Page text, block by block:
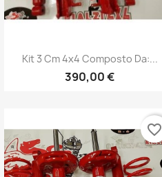
Anteprima
Kit 3 Cm 4x4 Composto Da:...
390,00 €
favorite_border